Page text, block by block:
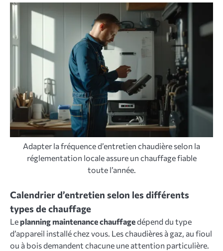
Adapter la fréquence d’entretien chaudière selon la
réglementation locale assure un chauffage fiable
toute l’année.
Calendrier d’entretien selon les différents
types de chauffage
Le planning maintenance chauffagedépend du type
d’appareil installé chez vous. Les chaudières à gaz, au fioul
ou à bois demandent chacune une attention particulière.